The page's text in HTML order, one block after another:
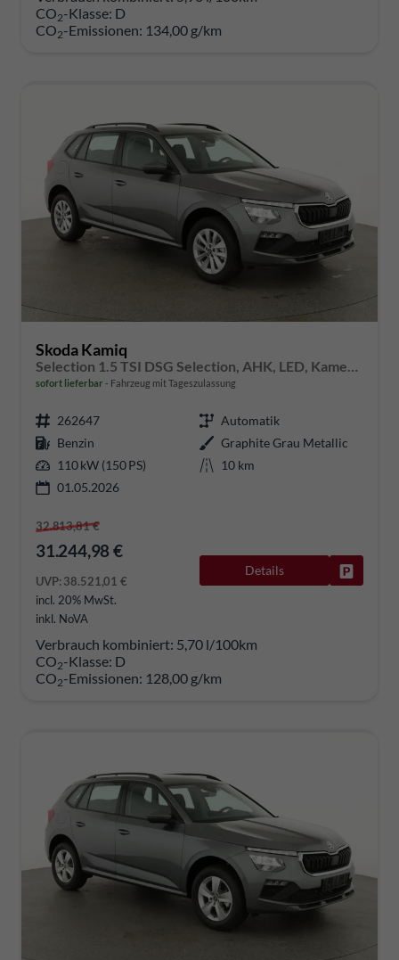
CO2-Klasse: D
CO2-Emissionen: 134,00 g/km
Skoda Kamiq
Selection 1.5 TSI DSG Selection, AHK, LED, Kamera, Ladeboden, Winter, 16-Zoll
sofort lieferbar Fahrzeug mit Tageszulassung
262647
Automatik
Benzin
Graphite Grau Metallic
110 kW (150 PS)
10 km
01.05.2026
32.813,81 €
31.244,98 €
UVP:38.521,01 €
incl. 20% MwSt.
inkl. NoVA
Details
Verbrauch kombiniert: 5,70 l/100km
CO2-Klasse: D
CO2-Emissionen: 128,00 g/km